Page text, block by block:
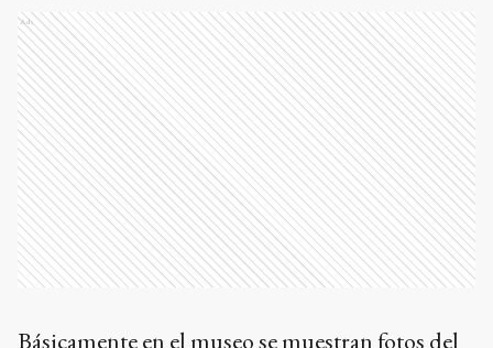
Ads
Básicamente en el museo se muestran fotos del